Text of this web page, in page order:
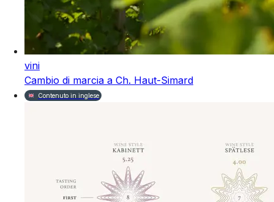
vini
Cambio di marcia a Ch. Haut-Simard
Contenuto in inglese